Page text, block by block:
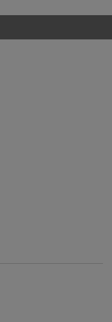
Slip, Jazz-Pant
Top auch in
Baumwolle